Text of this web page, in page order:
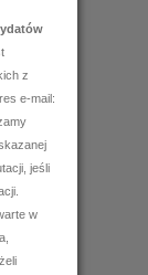
z
e-mail:
jeśli
w